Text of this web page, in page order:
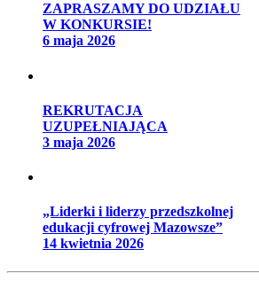
ZAPRASZAMY DO UDZIAŁU
W KONKURSIE!
6 maja 2026
REKRUTACJA
UZUPEŁNIAJĄCA
3 maja 2026
„Liderki i liderzy przedszkolnej
edukacji cyfrowej Mazowsze”
14 kwietnia 2026